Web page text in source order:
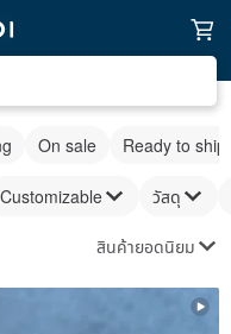
On sale Ready to ship
Customizable วัสดุ
สินค้ายอดนิยม